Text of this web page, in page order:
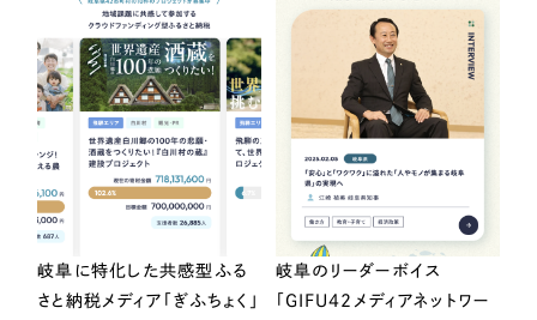
岐阜に特化した共感型ふる
さと納税メディア「ぎふちょく」
岐阜のリーダーボイス
「GIFU42メディアネットワー